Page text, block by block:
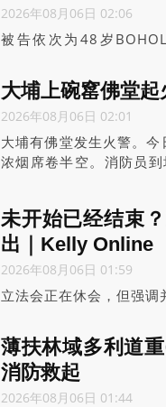
2026年08月06日 02:06
被告依次为48岁
大埔上碗窰佛堂
2026年08月06日 02:01
大埔有佛堂发生火警。
浓烟席卷半空。消防员
未开始已经结束
出｜Kelly Online
2026年08月06日 01:59
立法会正在休会，但强调
会议。委员会原本有15
出，理由是获安排于8月
薄扶林域多利道
消防救起
2026年08月06日 01:44